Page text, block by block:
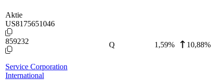
Aktie
US8175651046
859232
Service Corporation
International
Q 1,59% 10,88%